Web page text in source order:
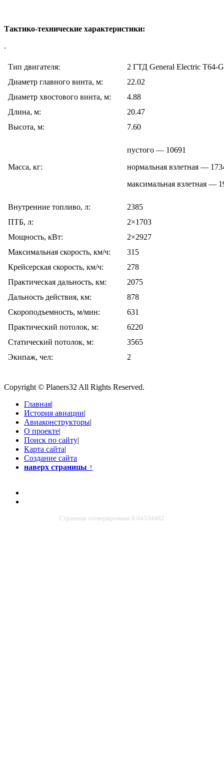
Тактико-технические характеристики:
.
Тип двигателя:
2 ГТД General Electric T64-
Диаметр главного винта, м:
22.02
Диаметр хвостового винта, м:
4.88
Длина, м:
20.47
Высота, м:
7.60
Масса, кг:
пустого — 10691
нормальная взлетная —
максимальная взлетная —
Внутренние топливо, л:
2385
ПТБ, л:
2×1703
Мощность, кВт:
2×2927
Максимальная скорость, км/ч:
315
Крейсерская скорость, км/ч:
278
Практическая дальность, км:
2075
Дальность действия, км:
878
Скороподъемность, м/мин:
631
Практический потолок, м:
6220
Статический потолок, м:
3565
Экипаж, чел:
2
Copyright © Planers32 All Rights Reserved.
Главная|
История авиации|
Авиаконструкторы|
О проекте|
Поиск по сайту|
Карта сайта|
Создание сайта
наверх страницы ↑
Страница сгенерирована:0.04534482